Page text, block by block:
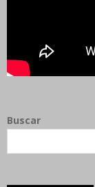
Buscar